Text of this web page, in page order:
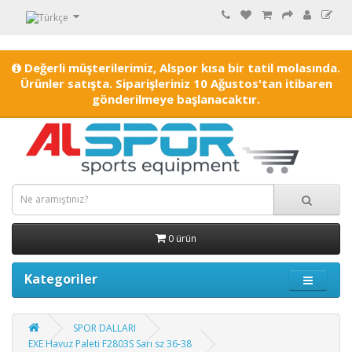
Değerli müşterilerimiz, Alspor kısa bir tatil molasında.
Ürünler satışta. Siparişleriniz 10 Ağustos'tan itibaren
gönderilmeye başlanacaktır.
0 ürün
Kategoriler
SPOR DALLARI
EXE Havuz Paleti F2803S Sarı sz 36-38